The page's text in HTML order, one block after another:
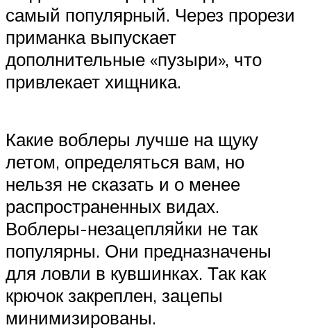
самый популярный. Через прорези
приманка выпускает
дополнительные «пузыри», что
привлекает хищника.
Какие воблеры лучше на щуку
летом, определяться вам, но
нельзя не сказать и о менее
распространенных видах.
Воблеры-незацепляйки не так
популярны. Они предназначены
для ловли в кувшинках. Так как
крючок закреплен, зацепы
минимизированы.